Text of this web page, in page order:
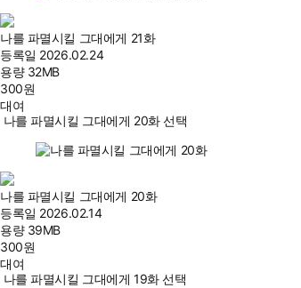
나를 파멸시킬 그대에게 21화
등록일 2026.02.24
용량 32MB
300원
대여
나를 파멸시킬 그대에게 20화 선택
나를 파멸시킬 그대에게 20화
등록일 2026.02.14
용량 39MB
300원
대여
나를 파멸시킬 그대에게 19화 선택